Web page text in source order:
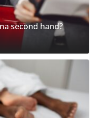
second hand?